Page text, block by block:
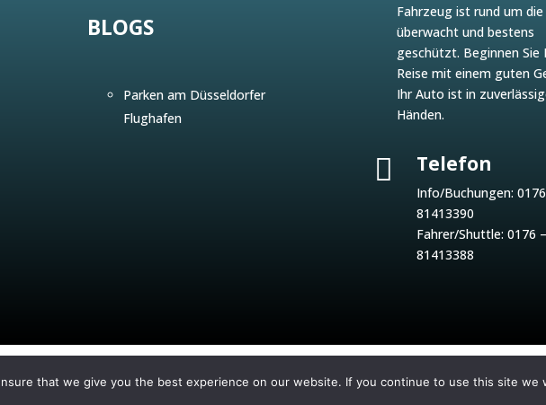
BLOGS
Parken am Düsseldorfer
Flughafen
Fahrzeug ist rund um
überwacht und bestens
geschützt. Beginnen Sie
Reise mit einem guten
Ihr Auto ist in
Händen.
 Telefon
Info/Buchungen:
81413390
Fahrer/Shuttle:0176
81413388
that we give you the best experience on our website. If you continue to use this site we